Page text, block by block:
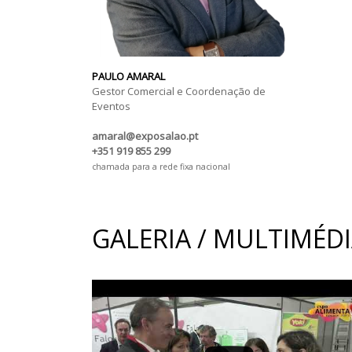
PAULO AMARAL
Gestor Comercial e Coordenação de
Eventos
amaral@exposalao.pt
+351 919 855 299
chamada para a rede fixa nacional
GALERIA /